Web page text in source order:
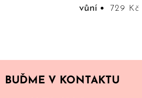
vůní
729 Kč
BUĎME V KONTAKTU